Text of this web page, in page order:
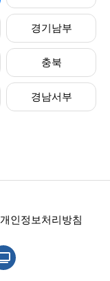
경기남부
충북
경남서부
개인정보처리방침